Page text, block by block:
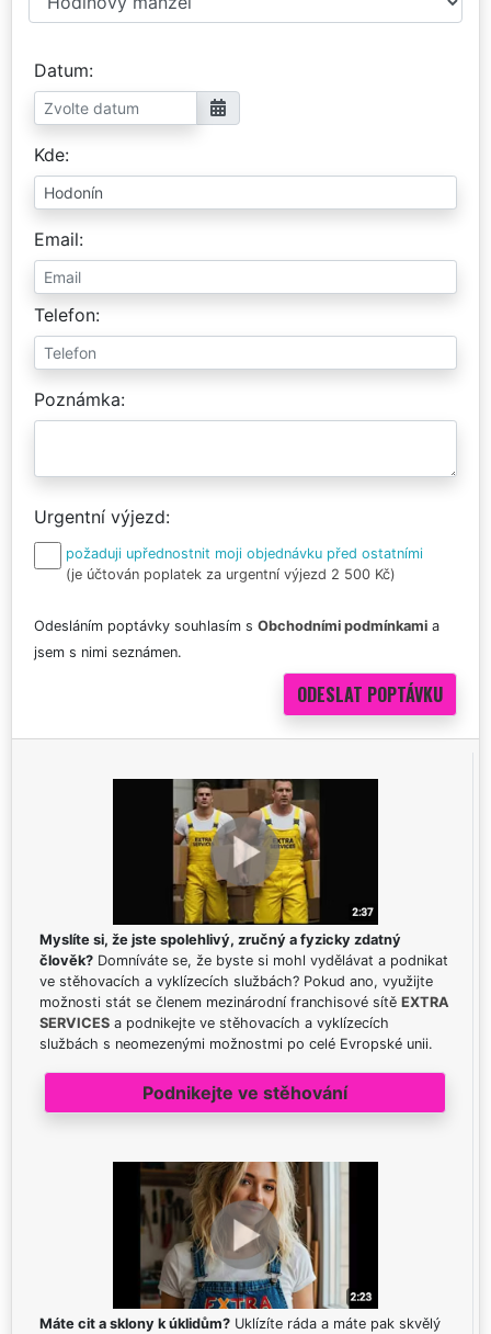
Datum
Kde
Email
Telefon
Poznámka
Urgentní výjezd
požaduji upřednostnit moji objednávku před ostatními
(je účtován poplatek za urgentní výjezd 2 500 Kč)
Odesláním poptávky souhlasím s Obchodními podmínkami a
jsem s nimi seznámen.
Myslíte si, že jste spolehlivý, zručný a fyzicky zdatný
člověk? Domníváte se, že byste si mohl vydělávat a podnikat
ve stěhovacích a vyklízecích službách? Pokud ano, využijte
možnosti stát se členem mezinárodní franchisové sítě EXTRA
SERVICES a podnikejte ve stěhovacích a vyklízecích
službách s neomezenými možnostmi po celé Evropské unii.
Podnikejte ve stěhování
Máte cit a sklony k úklidům? Uklízíte ráda a máte pak skvělý